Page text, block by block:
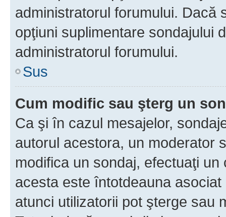
administratorul forumului. Dacă
opţiuni suplimentare sondajului
administratorul forumului.
Sus
Cum modific sau şterg un
Ca şi în cazul mesajelor,
autorul acestora, un moderator
modifica un sondaj, efectuaţi
acesta este întotdeauna
atunci utilizatorii pot şterge sau